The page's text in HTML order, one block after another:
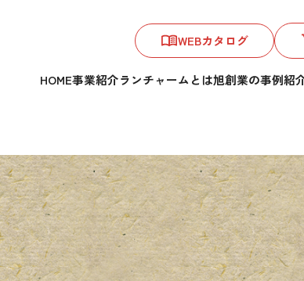
WEBカタログ
HOME事業紹介ランチャームとは旭創業の事例紹